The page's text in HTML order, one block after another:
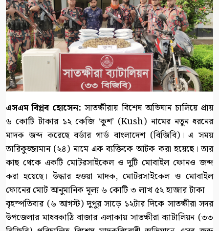
এসএম বিপ্লব হোসেন: সাতক্ষীরায় বিশেষ অভিযান চালিয়ে প্রায়
৬ কোটি টাকার ১২ কেজি ‘কুশ’ (Kush) নামের নতুন ধরনের
মাদক জব্দ করেছে বর্ডার গার্ড বাংলাদেশ (বিজিবি)। এ সময়
তারিকুজ্জামান (২৪) নামে এক ব্যক্তিকে আটক করা হয়েছে। তার
কাছ থেকে একটি মোটরসাইকেল ও দুটি মোবাইল ফোনও জব্দ
করা হয়েছে। উদ্ধার হওয়া মাদক, মোটরসাইকেল ও মোবাইল
ফোনের মোট আনুমানিক মূল্য ৬ কোটি ৩ লাখ ৫২ হাজার টাকা।
বৃহস্পতিবার (৬ আগস্ট) দুপুর সাড়ে ১২টার দিকে সাতক্ষীরা সদর
উপজেলার মাধবকাঠি বাজার এলাকায় সাতক্ষীরা ব্যাটালিয়ন (৩৩